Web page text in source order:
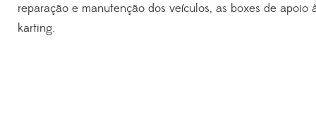
reparação e manutenção dos veículos, as boxes de
karting.